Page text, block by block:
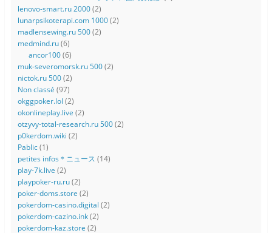
lenovo-smart.ru 2000(2)
lunarpsikoterapi.com 1000(2)
madlensewing.ru 500(2)
medmind.ru(6)
ancor100(6)
muk-severomorsk.ru 500(2)
nictok.ru 500(2)
Non classé (97)
okggpoker.lol (2)
okonlineplay.live (2)
otzyvy-total-research.ru 500(2)
p0kerdom.wiki (2)
Pablic(1)
petites infos＊ニュース (14)
play-7k.live (2)
playpoker-ru.ru(2)
poker-doms.store (2)
pokerdom-casino.digital (2)
pokerdom-cazino.ink(2)
pokerdom-kaz.store (2)